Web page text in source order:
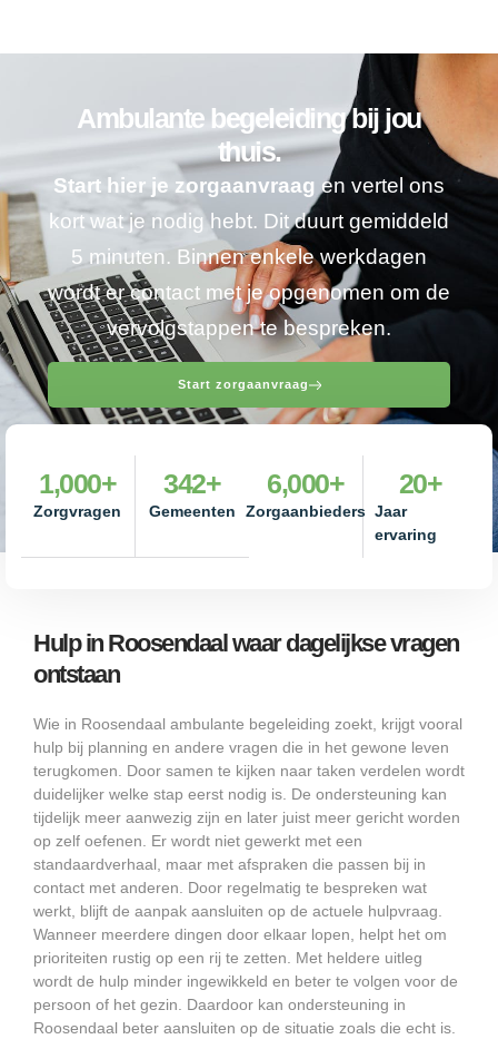
Ambulante begeleiding bij jou
thuis.
Start hier je zorgaanvraag en vertel ons
kort wat je nodig hebt. Dit duurt gemiddeld
5 minuten. Binnen enkele werkdagen
wordt er contact met je opgenomen om de
vervolgstappen te bespreken.
Start zorgaanvraag
Zorgvragen
1,000+
Gemeenten
342+
Zorgaanbieders
6,000+
Jaar
ervaring
20+
Hulp in Roosendaal waar dagelijkse vragen
ontstaan
Wie in Roosendaal ambulante begeleiding zoekt, krijgt vooral
hulp bij planning en andere vragen die in het gewone leven
terugkomen. Door samen te kijken naar taken verdelen wordt
duidelijker welke stap eerst nodig is. De ondersteuning kan
tijdelijk meer aanwezig zijn en later juist meer gericht worden
op zelf oefenen. Er wordt niet gewerkt met een
standaardverhaal, maar met afspraken die passen bij in
contact met anderen. Door regelmatig te bespreken wat
werkt, blijft de aanpak aansluiten op de actuele hulpvraag.
Wanneer meerdere dingen door elkaar lopen, helpt het om
prioriteiten rustig op een rij te zetten. Met heldere uitleg
wordt de hulp minder ingewikkeld en beter te volgen voor de
persoon of het gezin. Daardoor kan ondersteuning in
Roosendaal beter aansluiten op de situatie zoals die echt is.